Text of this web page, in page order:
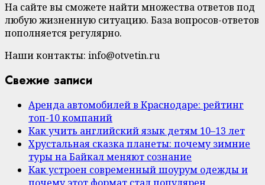
На сайте вы сможете найти множества ответов под
любую жизненную ситуацию. База вопросов-ответов
пополняется регулярно.
Наши контакты: info@otvetin.ru
Свежие записи
Аренда автомобилей в Краснодаре: рейтинг
топ-10 компаний
Как учить английский язык детям 10–13 лет
Хрустальная сказка планеты: почему зимние
туры на Байкал меняют сознание
Как устроен современный шоурум одежды и